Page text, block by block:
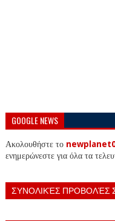
GOOGLE NEWS
Ακολουθήστε το
ενημερώνεστε για όλα τα
ΣΥΝΟΛΙΚΈΣ ΠΡΟΒΟΛΈΣ